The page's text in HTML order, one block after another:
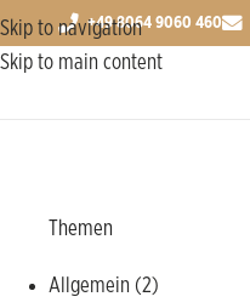
Skip to navigation
Skip to main content
+49 8064 9060 460
Themen
Allgemein (2)